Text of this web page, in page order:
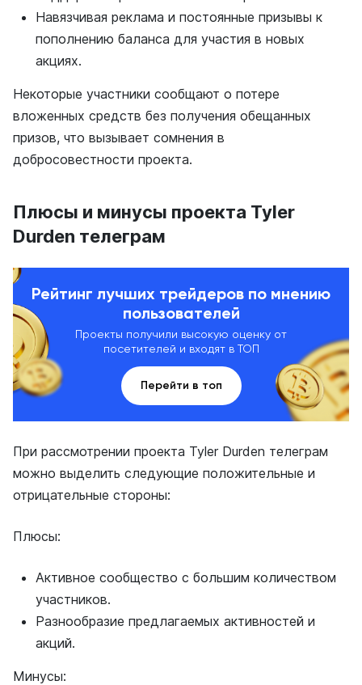
Навязчивая реклама и постоянные призывы к
пополнению баланса для участия в новых
акциях.
Некоторые участники сообщают о потере
вложенных средств без получения обещанных
призов, что вызывает сомнения в
добросовестности проекта.
Плюсы и минусы проекта Tyler
Durden телеграм
Рейтинг лучших трейдеров по мнению
пользователей
Проекты получили высокую оценку от
посетителей и входят в ТОП
Перейти в топ
При рассмотрении проекта Tyler Durden телеграм
можно выделить следующие положительные и
отрицательные стороны:
Плюсы:
Активное сообщество с большим количеством
участников.
Разнообразие предлагаемых активностей и
акций.
Минусы: